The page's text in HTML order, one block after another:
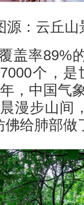
源：云丘山
盖率89%
个，
，中国气
漫步山间
给肺部做